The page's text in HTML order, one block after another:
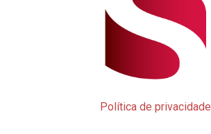
Política de privacidade